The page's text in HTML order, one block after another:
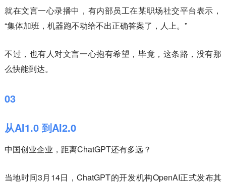
就在文言一心录播中，有内部员工在某职场社交平台表示，
“集体加班，机器跑不动给不出正确答案了，人上。”
不过，也有人对文言一心抱有希望，毕竟，这条路，没有那
么快能到达。
03
从AI1.0 到AI2.0
中国创业企业，距离ChatGPT还有多远？
当地时间3月14日，ChatGPT的开发机构OpenAI正式发布其